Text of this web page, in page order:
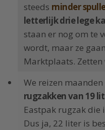
steeds minder
letterlijk drie lege
staan er nog om te
wordt, maar ze
Marktplaats. Zetten
We reizen
rugzakken van 19
Eastpak rugzak die
Dus ja, 22 liter is